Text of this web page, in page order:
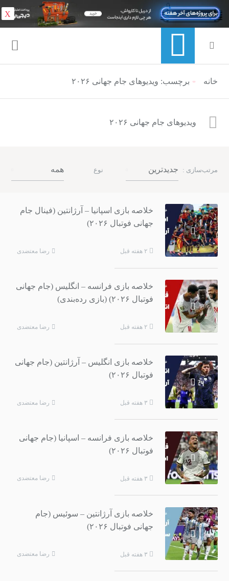
منوی ناوبری خرده نان
خانه برچسب: ویدیوهای جام جهانی ۲۰۲۶
ویدیوهای جام جهانی ۲۰۲۶
مرتب‌سازی : جدیدترین نوع همه
خلاصه بازی اسپانیا – آرژانتین (فینال جام
جهانی فوتبال ۲۰۲۶)
۲ هفته قبل رضا معتضدی
خلاصه بازی فرانسه – انگلیس (جام جهانی
فوتبال ۲۰۲۶) (بازی رده‌بندی)
۲ هفته قبل رضا معتضدی
خلاصه بازی انگلیس – آرژانتین (جام جهانی
فوتبال ۲۰۲۶)
۳ هفته قبل رضا معتضدی
خلاصه بازی فرانسه – اسپانیا (جام جهانی
فوتبال ۲۰۲۶)
۳ هفته قبل رضا معتضدی
خلاصه بازی آرژانتین – سوئیس (جام
جهانی فوتبال ۲۰۲۶)
۳ هفته قبل رضا معتضدی
X